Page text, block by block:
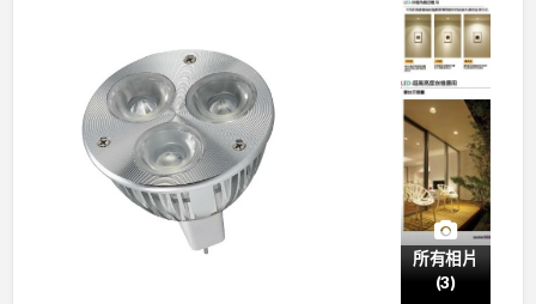
所有相片
(3)